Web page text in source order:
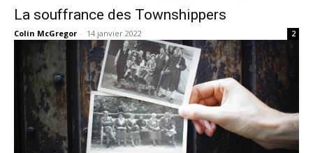
La souffrance des Townshippers
Colin McGregor - 14 janvier 2022 2